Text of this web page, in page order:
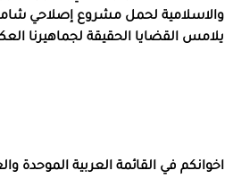
والاسلامية لحمل مشروع إصلاحي
يلامس القضايا الحقيقة لجماهيرنا
اخوانكم في القائمة العربية الموحدة